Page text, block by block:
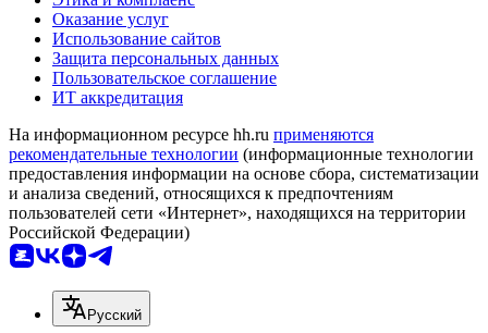
Оказание услуг
Использование сайтов
Защита персональных данных
Пользовательское соглашение
ИТ аккредитация
На информационном ресурсе hh.ru применяются
рекомендательные технологии (информационные технологии
предоставления информации на основе сбора, систематизации
и анализа сведений, относящихся к предпочтениям
пользователей сети «Интернет», находящихся на территории
Российской Федерации)
Русский